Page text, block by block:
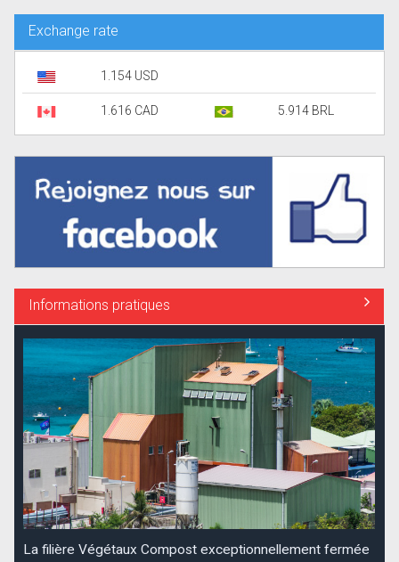
Exchange rate
1.154 USD
1.616 CAD 5.914 BRL
Informations pratiques
La filière Végétaux Compost exceptionnellement fermée